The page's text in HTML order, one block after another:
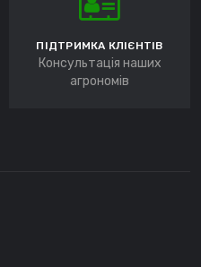
ПІДТРИМКА КЛІЄНТІВ
Консультація наших
агрономів